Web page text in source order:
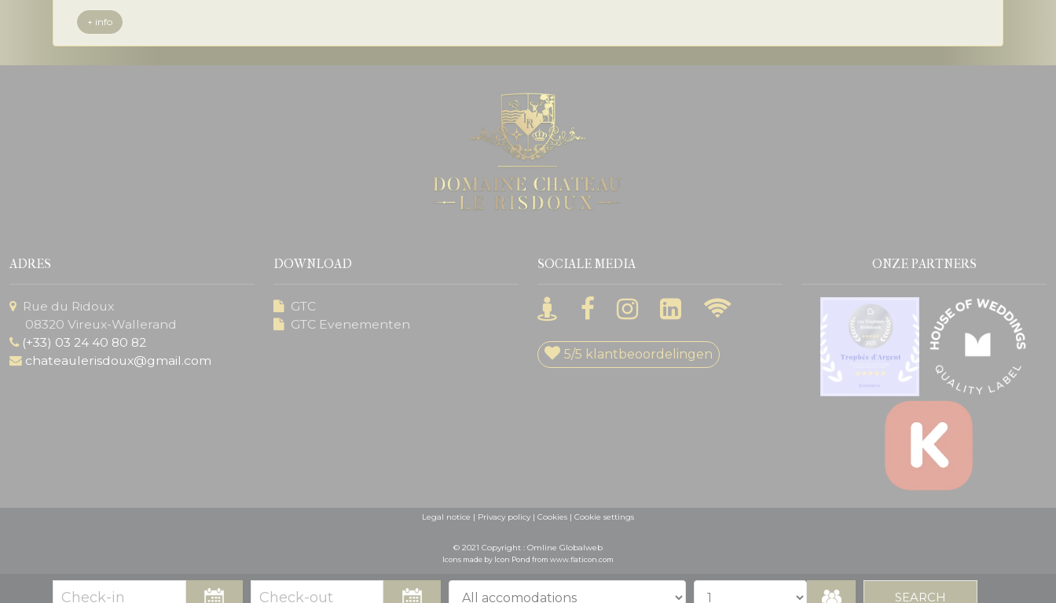
+ info
ADRES
Rue du Ridoux
08320 Vireux-Wallerand
(+33) 03 24 40 80 82
chateaulerisdoux@gmail.com
DOWNLOAD
GTC
GTC Evenementen
SOCIALE MEDIA
5/5 klantbeoordelingen
ONZE PARTNERS
Legal notice | Privacy policy | Cookies | Cookie settings
© 2021 Copyright : Omline Globalweb
Icons made by Icon Pond from www.flaticon.com